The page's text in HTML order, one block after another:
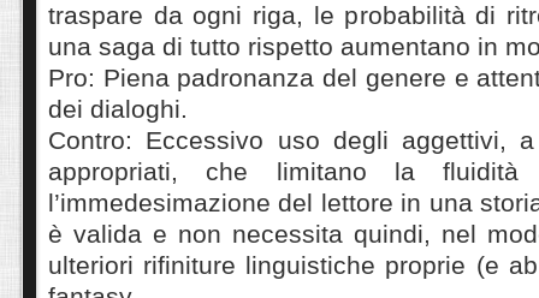
traspare da ogni riga, le probabilità di
una saga di tutto rispetto aumentano in
Pro: Piena padronanza del genere e
dei dialoghi.
Contro: Eccessivo uso degli aggettivi,
appropriati, che limitano la
l’immedesimazione del lettore in una
è valida e non necessita quindi, nel
ulteriori rifiniture linguistiche proprie (e